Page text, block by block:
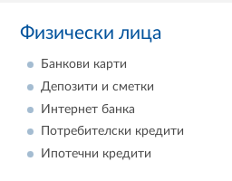
Физически лица
Банкови карти
Депозити и сметки
Интернет банка
Потребителски кредити
Ипотечни кредити